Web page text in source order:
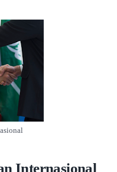
Internasional